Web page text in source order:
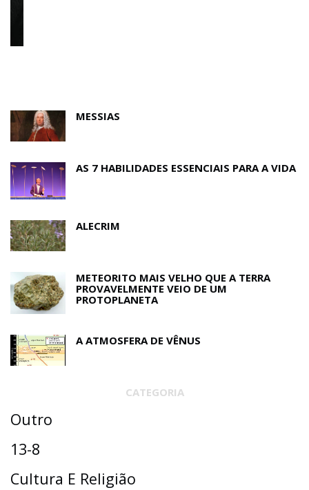
MESSIAS
AS 7 HABILIDADES ESSENCIAIS PARA A VIDA
ALECRIM
METEORITO MAIS VELHO QUE A TERRA
PROVAVELMENTE VEIO DE UM
PROTOPLANETA
A ATMOSFERA DE VÊNUS
CATEGORIA
Outro
13-8
Cultura E Religião